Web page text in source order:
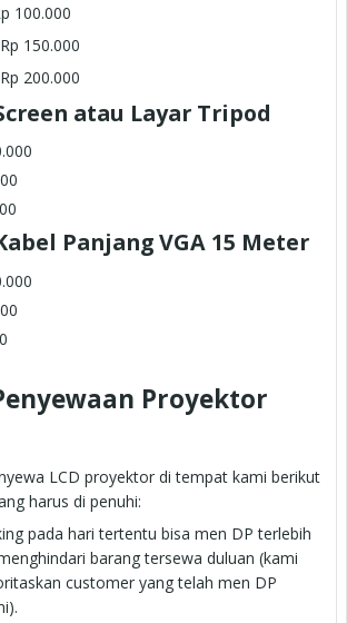
100.000
150.000
200.000
atau Layar Tripod
Panjang VGA 15 Meter
Proyektor
LCD proyektor di tempat kami berikut
harus di penuhi:
pada hari tertentu bisa men DP terlebih
barang tersewa duluan (kami
customer yang telah men DP